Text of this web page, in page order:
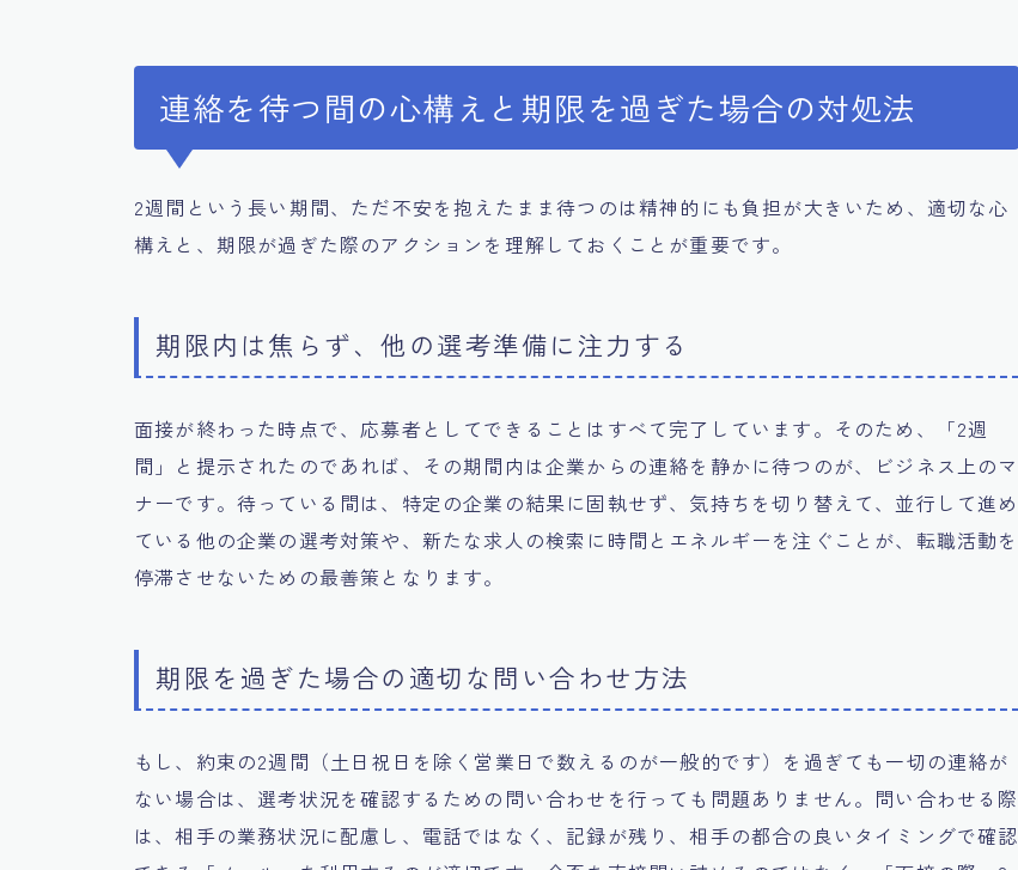
連絡を待つ間の心構えと期限を過ぎた場合の対処法
2週間という長い期間、ただ不安を抱えたまま待つのは精神的にも負担が大きいため、適切な心
構えと、期限が過ぎた際のアクションを理解しておくことが重要です。
期限内は焦らず、他の選考準備に注力する
面接が終わった時点で、応募者としてできることはすべて完了しています。そのため、「2週
間」と提示されたのであれば、その期間内は企業からの連絡を静かに待つのが、ビジネス上のマ
ナーです。待っている間は、特定の企業の結果に固執せず、気持ちを切り替えて、並行して進め
ている他の企業の選考対策や、新たな求人の検索に時間とエネルギーを注ぐことが、転職活動を
停滞させないための最善策となります。
期限を過ぎた場合の適切な問い合わせ方法
もし、約束の2週間（土日祝日を除く営業日で数えるのが一般的です）を過ぎても一切の連絡が
ない場合は、選考状況を確認するための問い合わせを行っても問題ありません。問い合わせる際
は、相手の業務状況に配慮し、電話ではなく、記録が残り、相手の都合の良いタイミングで確認